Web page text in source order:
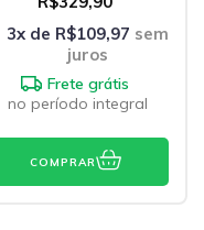
3x de R$109,97 sem
juros
Frete grátis
no período integral
COMPRAR